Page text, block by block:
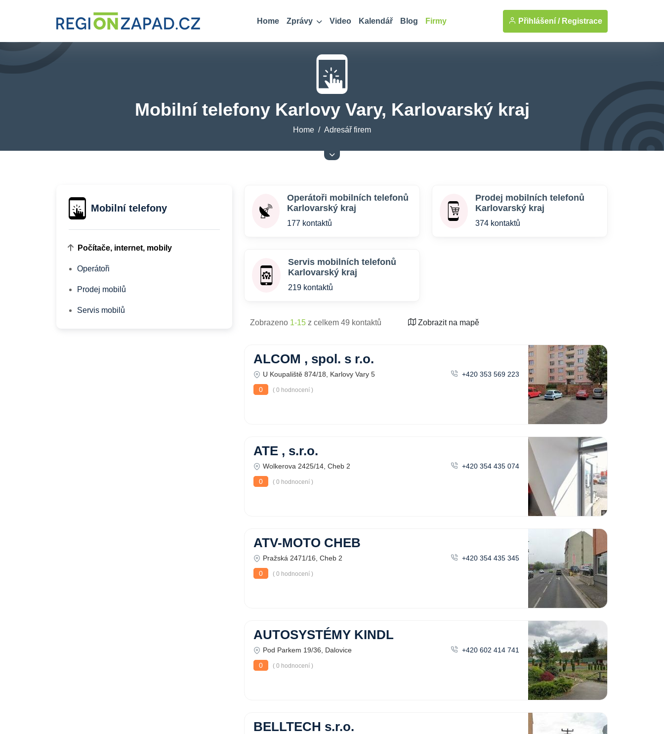
Home Zprávy Video Kalendář Blog Firmy Přihlášení / Registrace
Mobilní telefony Karlovy Vary, Karlovarský kraj
Home Adresář firem
Mobilní telefony
Počítače, internet, mobily
Operátoři
Prodej mobilů
Servis mobilů
Operátoři mobilních telefonů
Karlovarský kraj
177 kontaktů
Prodej mobilních telefonů
Karlovarský kraj
374 kontaktů
Servis mobilních telefonů
Karlovarský kraj
219 kontaktů
Zobrazeno 1-15 z celkem 49 kontaktů Zobrazit na mapě
ALCOM , spol. s r.o.
U Koupaliště 874/18, Karlovy Vary 5
+420 353 569 223
0
( 0 hodnocení )
ATE , s.r.o.
Wolkerova 2425/14, Cheb 2
+420 354 435 074
0
( 0 hodnocení )
ATV-MOTO CHEB
Pražská 2471/16, Cheb 2
+420 354 435 345
0
( 0 hodnocení )
AUTOSYSTÉMY KINDL
Pod Parkem 19/36, Dalovice
+420 602 414 741
0
( 0 hodnocení )
BELLTECH s.r.o.